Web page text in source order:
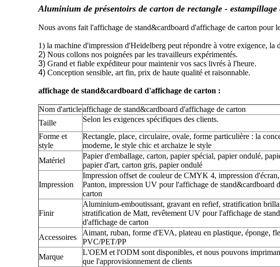
Aluminium de présentoirs de carton de rectangle -
Nous avons fait l'affichage de stand&cardboard d'affichage de carton
1) la machine d'impression d'Heidelberg peut répondre à votre exigence, la
2) Nous collons nos poignées par les travailleurs expérimentés.
3) Grand et fiable expéditeur pour maintenir vos sacs livrés à l'heure.
4) Conception sensible, art fin, prix de haute qualité et raisonnable.
affichage de stand&cardboard d'affichage de carton :
Nom d'articleaffichage de stand&cardboard d'affichage de carton
Taille
Selon les exigences spécifiques des clients.
Forme et
style
Rectangle, place, circulaire, ovale, forme particulière : la
moderne, le style chic et archaize le style
Matériel
Papier d'emballage, carton, papier spécial, papier ondulé,
papier d'art, carton gris, papier ondulé
Impression
Impression offset de couleur de CMYK 4, impression
Panton, impression UV pour l'affichage de stand&cardboard
carton
Finir
Aluminium-emboutissant, gravant en refief, stratification
stratification de Matt, revêtement UV pour l'affichage de
d'affichage de carton
Accessoires
Aimant, ruban, forme d'EVA, plateau en plastique, éponge,
PVC/PET/PP
Marque
L'OEM et l'ODM sont disponibles, et nous pouvons
que l'approvisionnement de clients